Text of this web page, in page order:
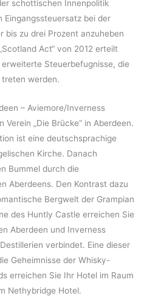
schottischen Innenpolitik
Eingangssteuersatz bei der
bis zu drei Prozent anzuheben
Act“ von 2012 erteilt
Steuerbefugnisse, die
werden.
– Aviemore/Inverness
Verein „Die Brücke“ in Aberdeen.
ist eine deutschsprachige
Kirche. Danach
Bummel durch die
Aberdeens. Den Kontrast dazu
Bergwelt der Grampian
des Huntly Castle erreichen Sie
Aberdeen und Inverness
verbindet. Eine dieser
Geheimnisse der Whisky-
erreichen Sie Ihr Hotel im Raum
Nethybridge Hotel.